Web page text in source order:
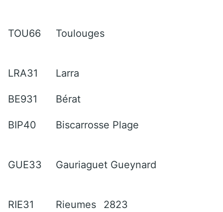
TOU66 Toulouges
LRA31 Larra
BE931 Bérat
BIP40 Biscarrosse Plage
GUE33 Gauriaguet Gueynard
RIE31 Rieumes 2823